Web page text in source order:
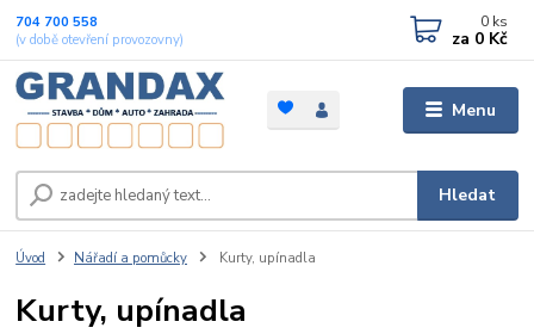
Menu
Hledat
704 700 558
(v době otevření provozovny)
0 ks
za 0 Kč
Úvod Nářadí a pomůcky Kurty, upínadla
Kurty, upínadla